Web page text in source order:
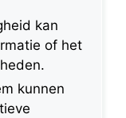
kan
of het
kunnen